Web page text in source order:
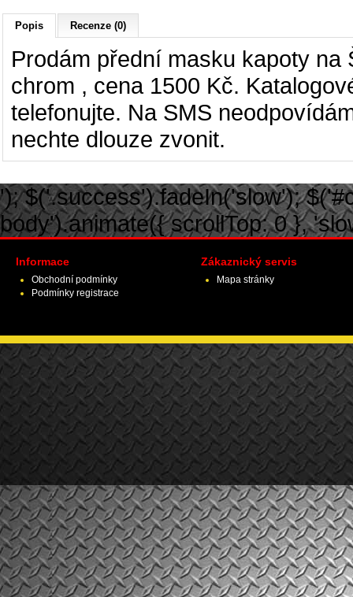
Popis Recenze (0)
Prodám přední masku kapoty
chrom , cena 1500 Kč.
telefonujte. Na SMS
nechte dlouze zvonit.
'); $('.success').fadeIn('slow');
body').animate({ scrollTop: 0 },
Informace
Obchodní podmínky
Podmínky registrace
Zákaznický servis
Mapa stránky